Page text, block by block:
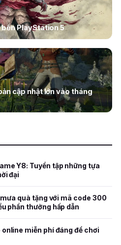
PlayStation 5
cập nhật lớn vào tháng
Y8: Tuyển tập những tựa
đại
quà tặng với mã code 300
phần thưởng hấp dẫn
miễn phí đáng để chơi